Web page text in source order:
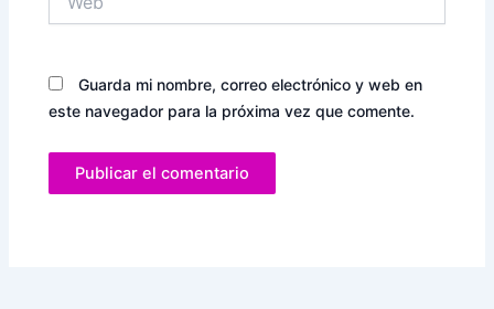
Guarda mi nombre, correo electrónico y web en
este navegador para la próxima vez que comente.